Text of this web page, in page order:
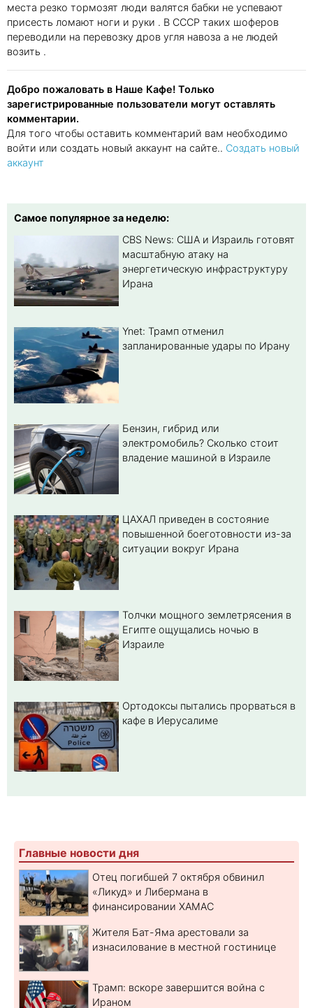
места резко тормозят люди валятся бабки не успевают
присесть ломают ноги и руки . В СССР таких шоферов
переводили на перевозку дров угля навоза а не людей
возить .
Добро пожаловать в Наше Кафе! Только
зарегистрированные пользователи могут оставлять
комментарии.
Для того чтобы оставить комментарий вам необходимо
войти или создать новый аккаунт на сайте.. Создать новый
аккаунт
Самое популярное за неделю:
CBS News: США и Израиль готовят
масштабную атаку на
энергетическую инфраструктуру
Ирана
Ynet: Трамп отменил
запланированные удары по Ирану
Бензин, гибрид или
электромобиль? Cколько стоит
владение машиной в Израиле
ЦАХАЛ приведен в состояние
повышенной боеготовности из-за
ситуации вокруг Ирана
Толчки мощного землетрясения в
Египте ощущались ночью в
Израиле
Ортодоксы пытались прорваться в
кафе в Иерусалиме
Главные новости дня
Отец погибшей 7 октября обвинил
«Ликуд» и Либермана в
финансировании ХАМАС
Жителя Бат-Яма арестовали за
изнасилование в местной гостинице
Трамп: вскоре завершится война с
Ираном